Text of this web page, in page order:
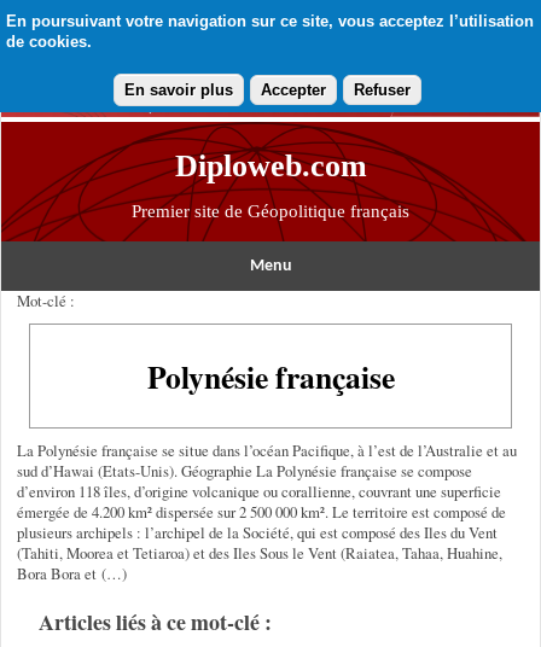
En poursuivant votre navigation sur ce site, vous acceptez l’utilisation
de cookies.
En savoir plus Accepter Refuser
Diploweb.com
Premier site de Géopolitique français
Menu
Mot-clé :
Polynésie française
La Polynésie française se situe dans l’océan Pacifique, à l’est de l’Australie et au
sud d’Hawai (Etats-Unis). Géographie La Polynésie française se compose
d’environ 118 îles, d’origine volcanique ou corallienne, couvrant une superficie
émergée de 4.200 km² dispersée sur 2 500 000 km². Le territoire est composé de
plusieurs archipels : l’archipel de la Société, qui est composé des Iles du Vent
(Tahiti, Moorea et Tetiaroa) et des Iles Sous le Vent (Raiatea, Tahaa, Huahine,
Bora Bora et (…)
Articles liés à ce mot-clé :